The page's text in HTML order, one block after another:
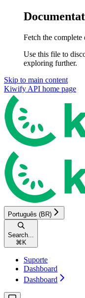
Fetch the
Use this file to
exploring further.
Skip to main content
Kiwify API home page
Português (BR)
Search...
⌘ K
Suporte
Dashboard
Dashboard